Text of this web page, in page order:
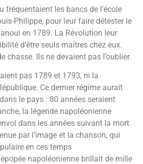
fréquentaient les bancs de l’école
Philippe, pour leur faire détester le
en 1789. La Révolution leur
d’être seuls maîtres chez eux.
chasse. Ils ne devaient pas l’oublier.
pas 1789 et 1793, ni la
Ce dernier régime aurait
le pays : 80 années seraient
la légende napoléonienne
dans les années suivant la mort
par l’image et la chanson, qui
en ces temps
napoléonienne brillait de mille